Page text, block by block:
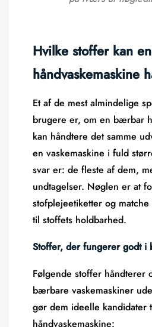
Hvilke stoffer kan
håndvaskemaskine
Et af de mest almindelige
brugere er, om en bærbar
kan håndtere det samme
en vaskemaskine i fuld
svar er: de fleste af dem,
undtagelser. Nøglen er at
stofplejeetiketter og matche
til stoffets holdbarhed.
Stoffer, der fungerer godt
Følgende stoffer håndterer
bærbare vaskemaskiner
gør dem ideelle
håndvaskemaskine: